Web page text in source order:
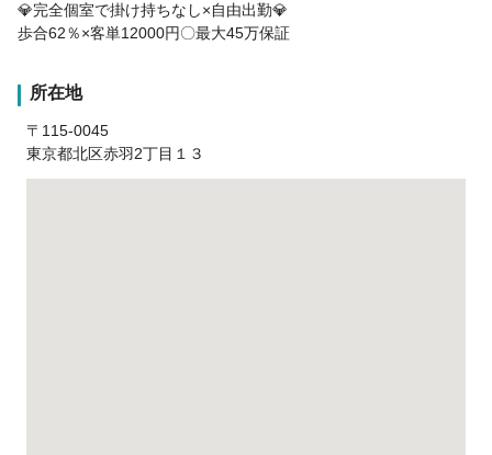
💎完全個室で掛け持ちなし×自由出勤💎
歩合62％×客単12000円〇最大45万保証
所在地
〒115-0045
東京都北区赤羽2丁目１３